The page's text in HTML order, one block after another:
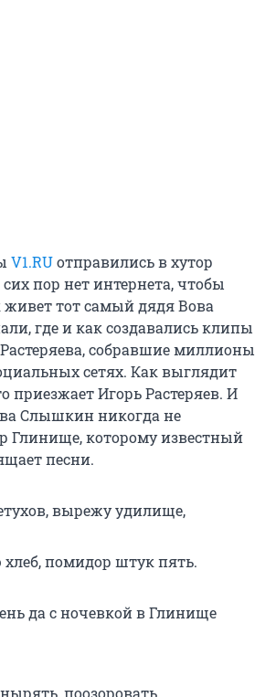
V1.RUотправились в хутор
пор нет интернета, чтобы
живет тот самый дядя Вова
где и как создавались клипы
собравшие миллионы
сетях. Как выглядит
приезжает Игорь Растеряев. И
Слышкин никогда не
Глинище, которому известный
песни.
вырежу удилище,
хлеб, помидор штук пять.
да с ночевкой в Глинище